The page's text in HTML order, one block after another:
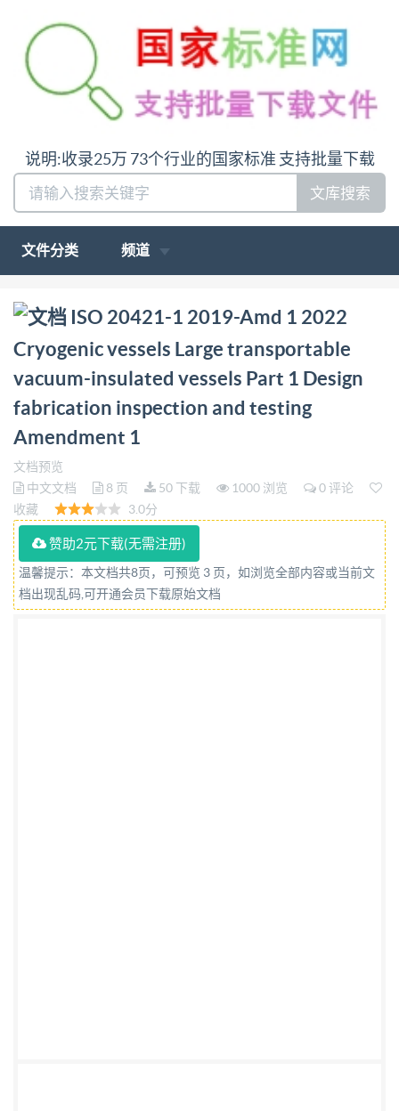
说明:收录25万 73个行业的国家标准 支持批量下载
文库搜索
文件分类 频道
问:哪里下载ISO 20421-1 2019-Amd 1 2022 Cryogenic
vessels Large transportable vacuum-insulated vessels
Part 1 Design fabrication inspection and testing
Amendment 1答:请联系微信:siduwenku
ISO 20421-1 2019-Amd 1 2022
Cryogenic vessels Large transportable
vacuum-insulated vessels Part 1 Design
fabrication inspection and testing
Amendment 1
文档预览
中文文档
8 页 50 下载 1000 浏览
0 评论
收藏
3.0分
赞助2元下载(无需注册)
温馨提示：本文档共8页，可预览 3 页，如浏览全部内容或当前文
档出现乱码,可开通会员下载原始文档